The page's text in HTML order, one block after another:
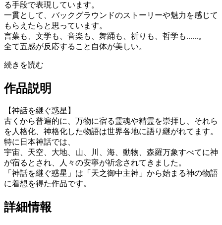
る手段で表現しています。
一貫として、バックグラウンドのストーリーや魅力を感じて
もらえたらと思っています。
言葉も、文学も、音楽も、舞踊も、祈りも、哲学も......。
全て五感が反応すること自体が美しい。
続きを読む
作品説明
【神話を継ぐ惑星】
古くから普遍的に、万物に宿る霊魂や精霊を崇拝し、それら
を人格化、神格化した物語は世界各地に語り継がれてます。
特に日本神話では、
宇宙、天空、大地、山、川、海、動物、森羅万象すべてに神
が宿るとされ、人々の安寧が祈念されてきました。
「神話を継ぐ惑星」は「天之御中主神」から始まる神の物語
に着想を得た作品です。
詳細情報